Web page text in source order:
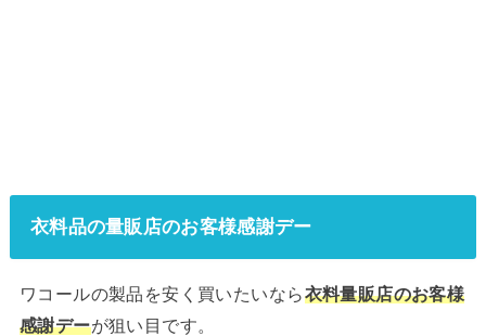
衣料品の量販店のお客様感謝デー
ワコールの製品を安く買いたいなら衣料量販店のお客様
感謝デーが狙い目です。